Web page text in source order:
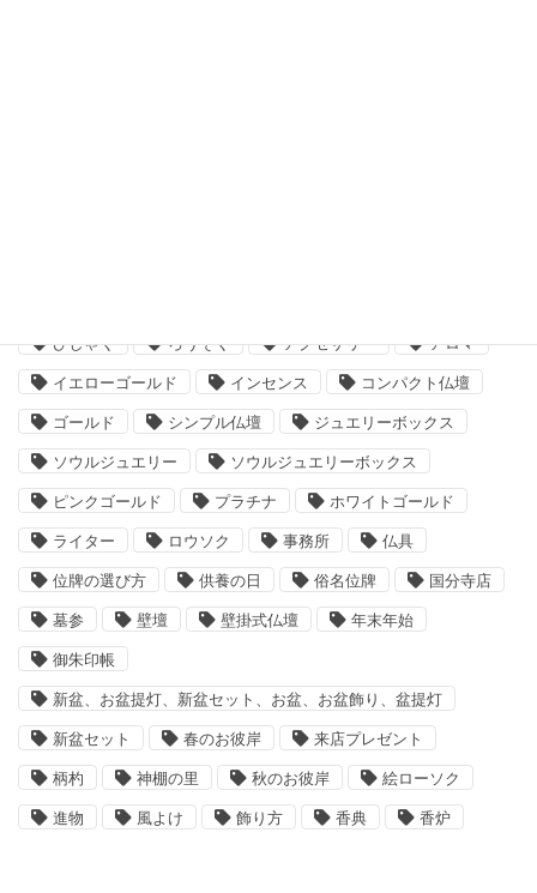
ひしゃく ろうそく アクセサリー アロマ
イエローゴールド インセンス コンパクト仏壇
ゴールド シンプル仏壇 ジュエリーボックス
ソウルジュエリー ソウルジュエリーボックス
ピンクゴールド プラチナ ホワイトゴールド
ライター ロウソク 事務所 仏具
位牌の選び方 供養の日 俗名位牌 国分寺店
墓参 壁壇 壁掛式仏壇 年末年始
御朱印帳
新盆、お盆提灯、新盆セット、お盆、お盆飾り、盆提灯
新盆セット 春のお彼岸 来店プレゼント
柄杓 神棚の里 秋のお彼岸 絵ローソク
進物 風よけ 飾り方 香典 香炉